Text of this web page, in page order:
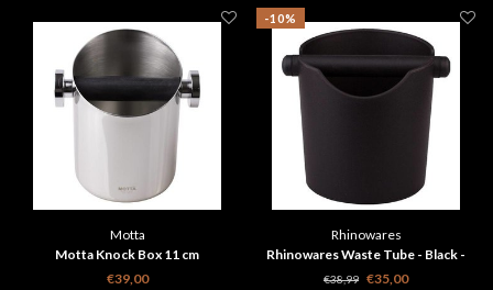
Motta
Motta Knock Box 11 cm
€39,00
-10%
Rhinowares
Rhinowares Waste Tube - Black -
150 mm
€38,99 €35,00